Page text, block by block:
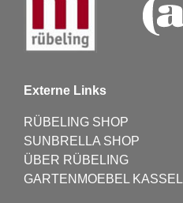
Externe Links
RÜBELING SHOP
SUNBRELLA SHOP
ÜBER RÜBELING
GARTENMOEBEL KASSEL